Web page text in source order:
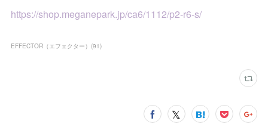
https://shop.meganepark.jp/ca6/1112/p2-r6-s/
EFFECTOR（エフェクター） (91)